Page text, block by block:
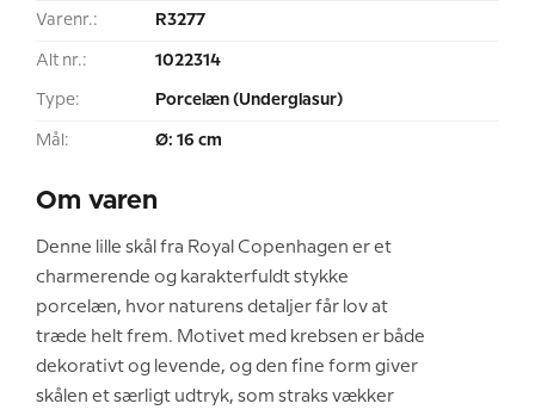
Varenr.: R3277
Alt nr.: 1022314
Type: Porcelæn (Underglasur)
Mål: Ø: 16 cm
Om varen
Denne lille skål fra Royal Copenhagen er et
charmerende og karakterfuldt stykke
porcelæn, hvor naturens detaljer får lov at
træde helt frem. Motivet med krebsen er både
dekorativt og levende, og den fine form giver
skålen et særligt udtryk, som straks vækker